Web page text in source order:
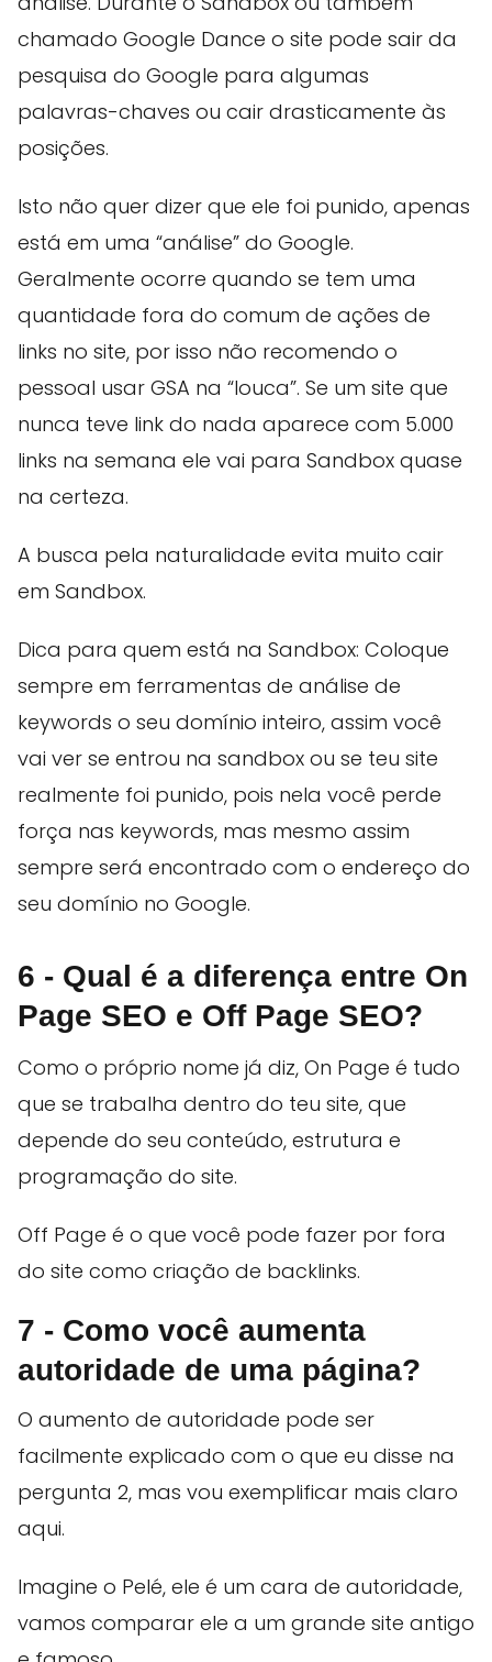
chamado Google Dance o site pode sair da
pesquisa do Google para algumas
palavras-chaves ou cair drasticamente às
posições.
Isto não quer dizer que ele foi punido, apenas
está em uma “análise” do Google.
Geralmente ocorre quando se tem uma
quantidade fora do comum de ações de
links no site, por isso não recomendo o
pessoal usar GSA na “louca”. Se um site que
nunca teve link do nada aparece com 5.000
links na semana ele vai para Sandbox quase
na certeza.
A busca pela naturalidade evita muito cair
em Sandbox.
Dica para quem está na Sandbox: Coloque
sempre em ferramentas de análise de
keywords o seu domínio inteiro, assim você
vai ver se entrou na sandbox ou se teu site
realmente foi punido, pois nela você perde
força nas keywords, mas mesmo assim
sempre será encontrado com o endereço do
seu domínio no Google.
6 - Qual é a diferença entre On
Page SEO e Off Page SEO?
Como o próprio nome já diz, On Page é tudo
que se trabalha dentro do teu site, que
depende do seu conteúdo, estrutura e
programação do site.
Off Page é o que você pode fazer por fora
do site como criação de backlinks.
7 - Como você aumenta
autoridade de uma página?
O aumento de autoridade pode ser
facilmente explicado com o que eu disse na
pergunta 2, mas vou exemplificar mais claro
aqui.
Imagine o Pelé, ele é um cara de autoridade,
vamos comparar ele a um grande site antigo